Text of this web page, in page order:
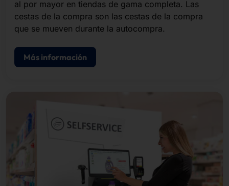
al por mayor en tiendas de gama completa. Las
cestas de la compra son las cestas de la compra
que se mueven durante la autocompra.
Más información